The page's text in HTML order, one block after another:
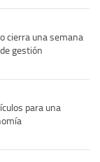
cierra una semana
gestión
para una